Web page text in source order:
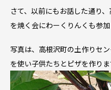
さて、以前にもお話した通り
を焼く会にわーくりんくも参加
写真は、高根沢町の土作りセ
を使い子供たちとピザを作り